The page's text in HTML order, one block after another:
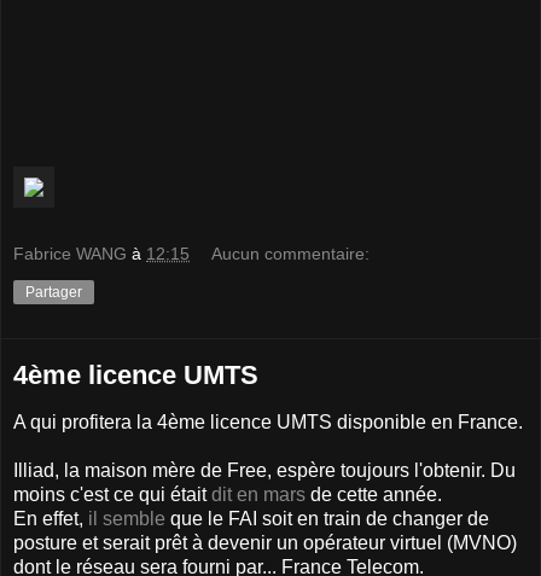
Fabrice WANG à 12:15 Aucun commentaire:
Partager
4ème licence UMTS
A qui profitera la 4ème licence UMTS disponible en France.
Illiad, la maison mère de Free, espère toujours l'obtenir. Du
moins c'est ce qui étaitdit en mars de cette année.
En effet, il semble que le FAI soit en train de changer de
posture et serait prêt à devenir un opérateur virtuel (MVNO)
dont le réseau sera fourni par... France Telecom.